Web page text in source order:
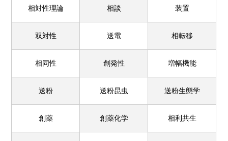
相対性理論 相談 装置
双対性 送電 相転移
相同性 創発性 増幅機能
送粉 送粉昆虫 送粉生態学
創薬 創薬化学 相利共生